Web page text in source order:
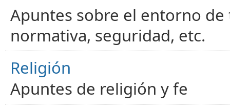
Apuntes sobre el entorno
normativa, seguridad, etc.
Religión
Apuntes de religión y fe